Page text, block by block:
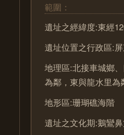
範圍：
遺址之經緯度:東經
遺址位置之行政區:
地理區:北接車城鄉
為鄰，東與龍水里為
地形區:珊瑚礁海階
遺址之文化期:鵝鸞